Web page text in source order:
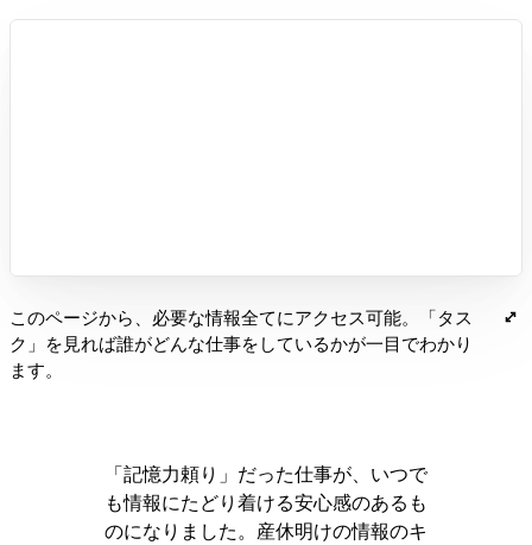
このページから、必要な情報全てにアクセス可能。「タス
ク」を見れば誰がどんな仕事をしているかが一目でわかり
ます。
「記憶力頼り」だった仕事が、いつで
も情報にたどり着ける安心感のあるも
のになりました。産休明けの情報のキ